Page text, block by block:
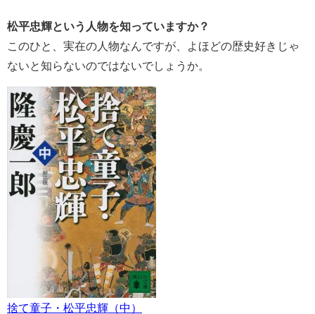
松平忠輝という人物を知っていますか？
このひと、実在の人物なんですが、よほどの歴史好きじゃ
ないと知らないのではないでしょうか。
捨て童子・松平忠輝（中）